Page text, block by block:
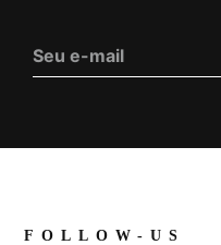
FOLLOW-US